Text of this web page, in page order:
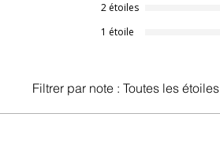
2 étoiles
1 étoile
Filtrer par note : Toutes les étoiles